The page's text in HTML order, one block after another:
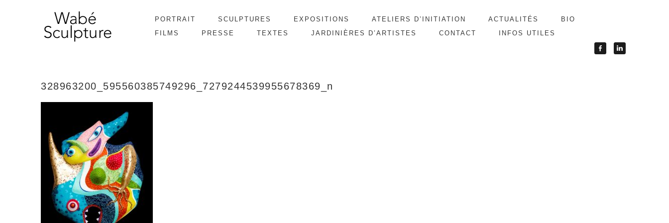
PORTRAIT SCULPTURES EXPOSITIONS ATELIERS D’INITIATION ACTUALITÉS
BIO
FILMS
PRESSE TEXTES JARDINIÈRES D’ARTISTES CONTACT INFOS UTILES
328963200_595560385749296_7279244539955678369_n